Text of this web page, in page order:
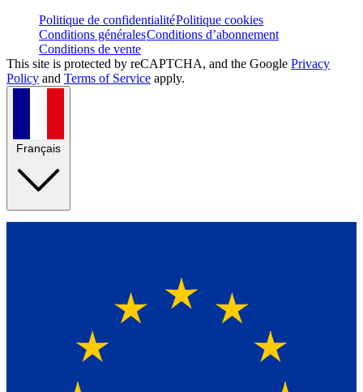
Politique de confidentialitéPolitique cookies
Conditions généralesConditions d’abonnement
Conditions de vente
This site is protected by reCAPTCHA, and the Google Privacy
Policy and Terms of Service apply.
Français